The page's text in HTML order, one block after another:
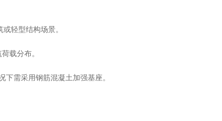
轻型结构场景。
载分布。
下需采用钢筋混凝土加强基座。